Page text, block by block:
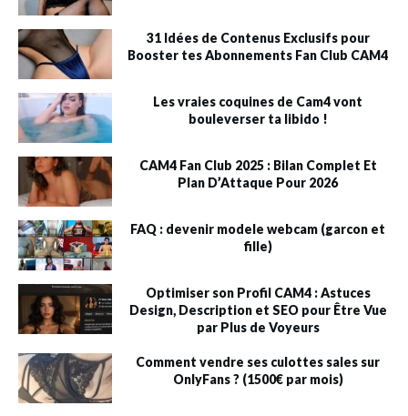
31 Idées de Contenus Exclusifs pour
Booster tes Abonnements Fan Club CAM4
Les vraies coquines de Cam4 vont
bouleverser ta libido !
CAM4 Fan Club 2025 : Bilan Complet Et
Plan D’Attaque Pour 2026
FAQ : devenir modele webcam (garcon et
fille)
Optimiser son Profil CAM4 : Astuces
Design, Description et SEO pour Être Vue
par Plus de Voyeurs
Comment vendre ses culottes sales sur
OnlyFans ? (1500€ par mois)